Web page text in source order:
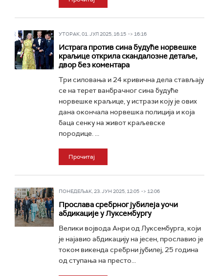
УТОРАК, 01. ЈУЛ 2025, 16:15 -> 16:16
Истрага против сина будуће норвешке
краљице открила скандалозне детаље,
двор без коментара
Три силовања и 24 кривична дела стављају
се на терет ванбрачног сина будуће
норвешке краљице, у истрази коју је ових
дана окончала норвешка полиција и која
баца сенку на живот краљевске
породице. ...
Прочитај
ПОНЕДЕЉАК, 23. ЈУН 2025, 12:05 -> 12:06
Прослава сребрног јубилеја уочи
абдикације у Луксембургу
Велики војвода Анри од Луксембурга, који
је најавио абдикацију на јесен, прославио је
током викенда сребрни јубилеј, 25 година
од ступања на престо...